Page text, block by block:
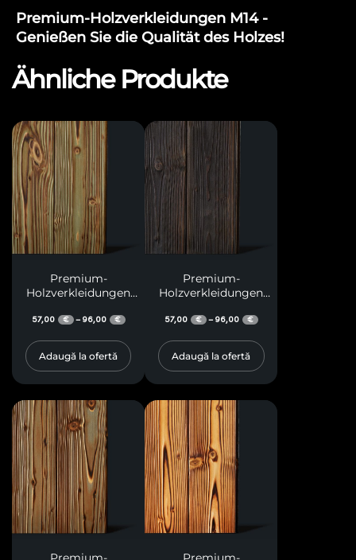
Premium-Holzverkleidungen M14 -
Genießen Sie die Qualität des Holzes!
Ähnliche Produkte
Premium-
Holzverkleidungen
57,00 € – 96,00 €
Adaugă la ofertă
Premium-
Holzverkleidungen
57,00 € – 96,00 €
Adaugă la ofertă